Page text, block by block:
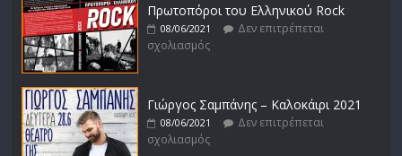
Πρωτοπόροι του Ελληνικού Rock
08/06/2021
Δεν επιτρέπεται
σχολιασμός
Γιώργος Σαμπάνης – Καλοκάιρι 2021
08/06/2021
Δεν επιτρέπεται
σχολιασμός